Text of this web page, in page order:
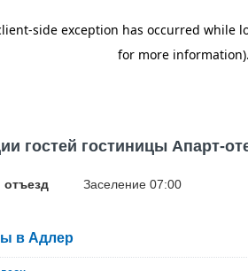
гостей гостиницы Апарт-
отъезд Заселение 07:00
в Адлер